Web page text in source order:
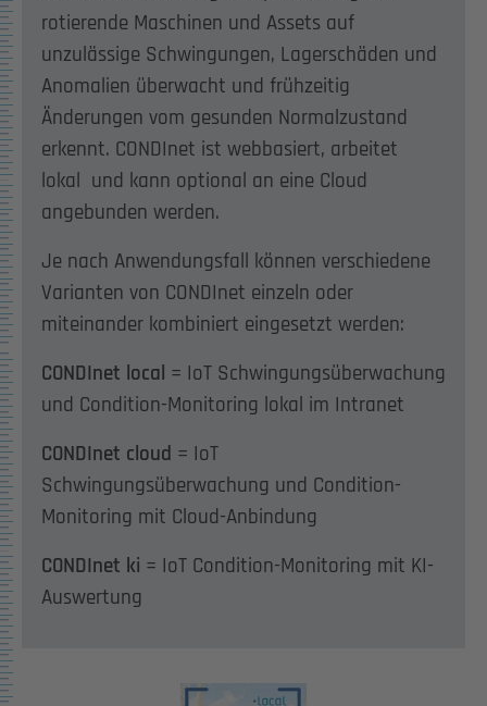
rotierende Maschinen und Assets auf
unzulässige Schwingungen, Lagerschäden und
Anomalien überwacht und frühzeitig
Änderungen vom gesunden Normalzustand
erkennt. CONDInet ist webbasiert, arbeitet
lokal und kann optional an eine Cloud
angebunden werden.
Je nach Anwendungsfall können verschiedene
Varianten von CONDInet einzeln oder
miteinander kombiniert eingesetzt werden:
CONDInet local = IoT Schwingungsüberwachung
und Condition-Monitoring lokal im Intranet
CONDInet cloud = IoT
Schwingungsüberwachung und Condition-
Monitoring mit Cloud-Anbindung
CONDInet ki = IoT Condition-Monitoring mit KI-
Auswertung
Show larger version for: